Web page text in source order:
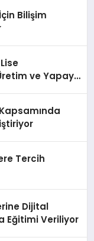
Bilişim
ve Yapay
Tercih
Dijital
Eğitimi Veriliyor